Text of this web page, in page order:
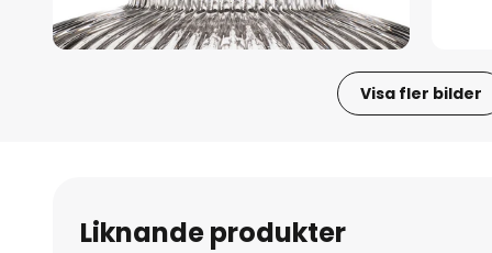
Visa fler bilder
bildgalleriet
Liknande produkter